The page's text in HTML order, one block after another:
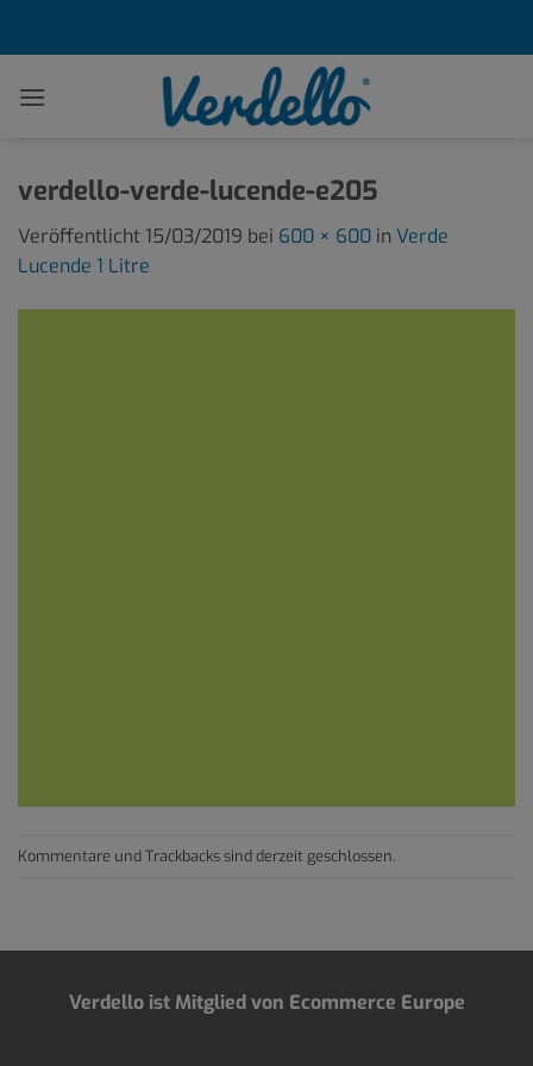
verdello-verde-lucende-e205
Veröffentlicht 15/03/2019 bei 600 × 600 in Verde
Lucende 1 Litre
Kommentare und Trackbacks sind derzeit geschlossen.
Verdello ist Mitglied von Ecommerce Europe